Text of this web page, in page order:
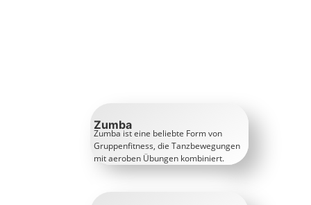
Zumba
Zumba ist eine beliebte Form von
Gruppenfitness, die Tanzbewegungen
mit aeroben Übungen kombiniert.